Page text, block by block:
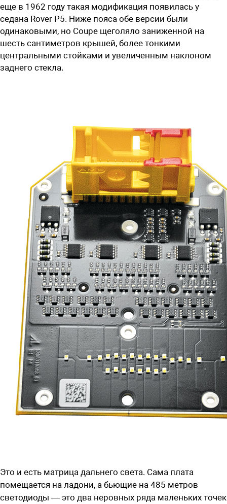
еще в 1962 году такая модификация появилась у
седана Rover P5. Ниже пояса обе версии были
одинаковыми, но Coupe щеголяло заниженной на
шесть сантиметров крышей, более тонкими
центральными стойками и увеличенным наклоном
заднего стекла.
Это и есть матрица дальнего света. Сама плата
помещается на ладони, а бьющие на 485 метров
светодиоды — это два неровных ряда маленьких точек